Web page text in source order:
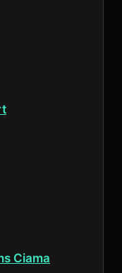
Ciama